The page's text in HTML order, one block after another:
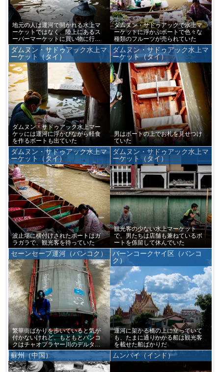
地元の人は運河で開かれる水上マ
ーケットではなく、陸上にあるス
ーパーマーケットに買い物に行く
のかもしれない
ダムヌン・サドゥアックで水上マ
ーケットに浮かぶボートで色々な
種類のフルーツが売られていた
ダムヌン・サドゥアック水上マ
ーケット（タイ）
ダムヌン・サドゥアック水上マー
ケッには運河に浮かびながら軽食
を作るボートも出ていた
ダムヌン・サドゥアック水上マ
ーケット（タイ）
男はボートの上でお札を見せつけ
ていた
ダムヌン・サドゥアック水上マ
ーケット（タイ）
波止場に横付けされたボートはガ
ラガラで、観光客を待っていた
ダムヌン・サドゥアック水上マ
ーケット（タイ）
観光客の少ない水上マーケット
で、男たちは店舗も兼ねているボ
ートを係留して休んでいた
セーンセープ運河（バンコク）
繁華街ばかりを歩いていると気が
付かないけれど、もともとバンコ
クはチャオプラヤー川のデルタ地
帯に造られた水郷だ
バーンコークヤイ区（バンコ
ク）
運河に架かる橋の上に立っていて
も、たまに通りかかる船は観光客
を載せた船ばかりだ
蘇州（中国） ムンバイ（インド）